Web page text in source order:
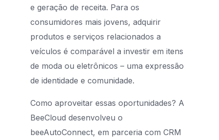
e geração de receita. Para os
consumidores mais jovens, adquirir
produtos e serviços relacionados a
veículos é comparável a investir em itens
de moda ou eletrônicos – uma expressão
de identidade e comunidade.
Como aproveitar essas oportunidades? A
BeeCloud desenvolveu o
beeAutoConnect, em parceria com CRM